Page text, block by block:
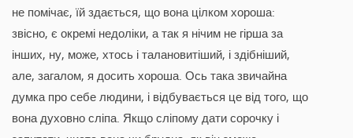
не помічає, їй здається, що вона цілком хороша:
звісно, є окремі недоліки, а так я нічим не гірша за
інших, ну, може, хтось і талановитіший, і здібніший,
але, загалом, я досить хороша. Ось така звичайна
думка про себе людини, і відбувається це від того, що
вона духовно сліпа. Якщо сліпому дати сорочку і